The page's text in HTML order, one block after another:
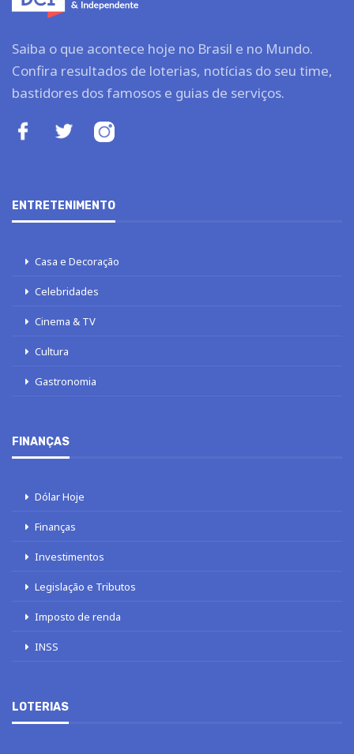
Saiba o que acontece hoje no Brasil e no Mundo.
Confira resultados de loterias, notícias do seu time,
bastidores dos famosos e guias de serviços.
ENTRETENIMENTO
Casa e Decoração
Celebridades
Cinema & TV
Cultura
Gastronomia
FINANÇAS
Dólar Hoje
Finanças
Investimentos
Legislação e Tributos
Imposto de renda
INSS
LOTERIAS